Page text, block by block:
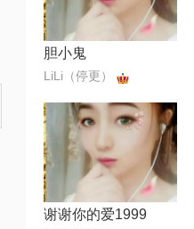
胆小鬼
LiLi（停更）
谢谢你的爱1999